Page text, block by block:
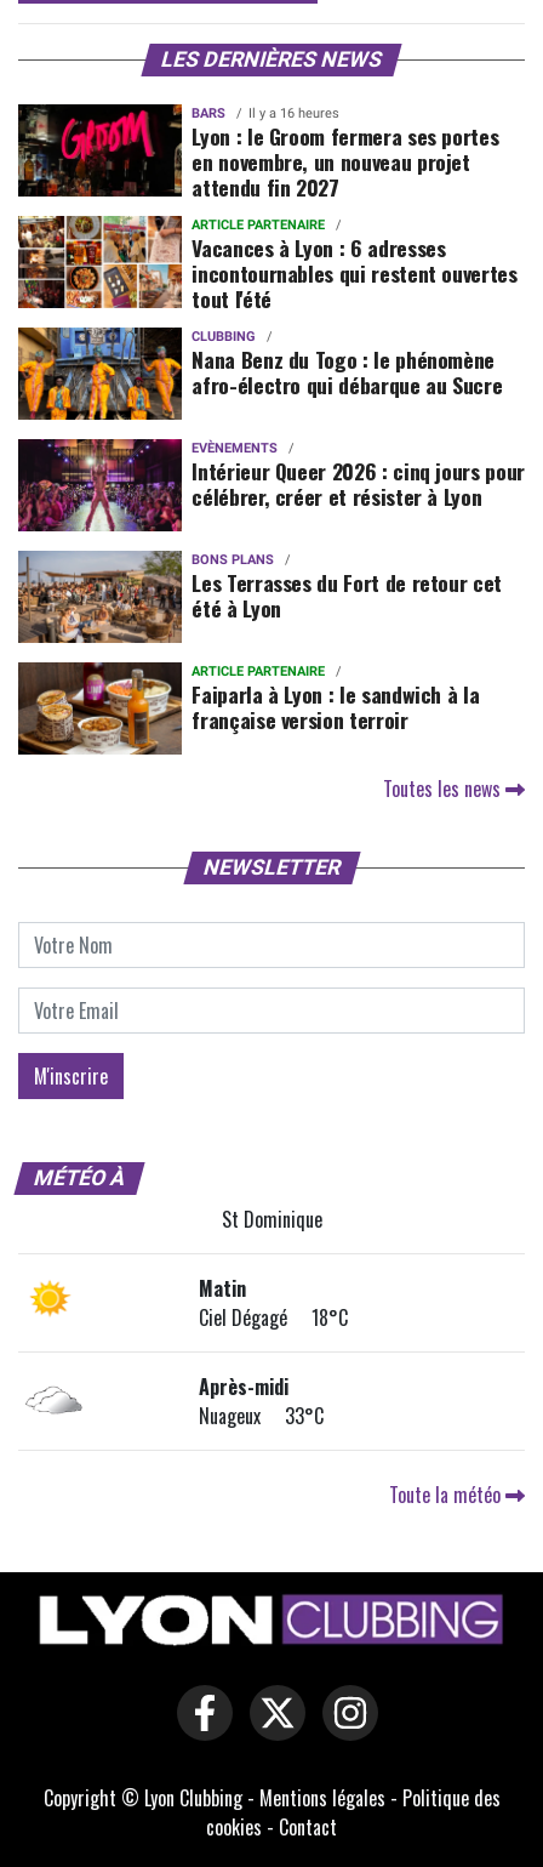
LES DERNIÈRES NEWS
BARS Il y a 16 heures
Lyon : le Groom fermera ses portes
en novembre, un nouveau projet
attendu fin 2027
ARTICLE PARTENAIRE
Vacances à Lyon : 6 adresses
incontournables qui restent ouvertes
tout l'été
CLUBBING
Nana Benz du Togo : le phénomène
afro-électro qui débarque au Sucre
EVÈNEMENTS
Intérieur Queer 2026 : cinq jours pour
célébrer, créer et résister à Lyon
BONS PLANS
Les Terrasses du Fort de retour cet
été à Lyon
ARTICLE PARTENAIRE
Faiparla à Lyon : le sandwich à la
française version terroir
Toutes les news
NEWSLETTER
MÉTÉO À
St Dominique
Matin
Ciel Dégagé 18°C
Après-midi
Nuageux 33°C
Toute la météo
Copyright © Lyon Clubbing - Mentions légales - Politique des
cookies - Contact